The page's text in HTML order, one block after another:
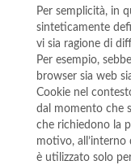
Per semplicità, in
sinteticamente
vi sia ragione di
Per esempio,
browser sia web
Cookie nel
dal momento che
che richiedono la
motivo,
è utilizzato solo